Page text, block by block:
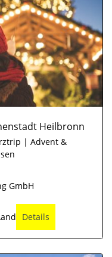
Heilbronn
| Advent &
GmbH
Details